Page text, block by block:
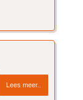
Lees meer..